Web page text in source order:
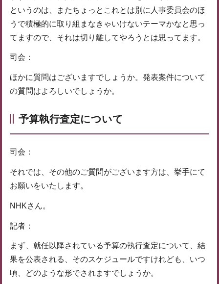
というのは、またちょっとこれとは別に人事委員会のほ
うで積極的に取り組まなきゃいけないテーマかなと思っ
てますので、それは切り離してやろうとは思ってます。
司会：
ほかに質問はございますでしょうか。発表案件について
の質問はよろしいでしょうか。
予算執行査定について
司会：
それでは、その他のご質問がございます方は、挙手にて
お願いをいたします。
NHKさん。
記者：
まず、就任以降されている予算の執行査定について、結
果を公表される、そのスケジュールですけれども、いつ
頃、どのような形でされますでしょうか。